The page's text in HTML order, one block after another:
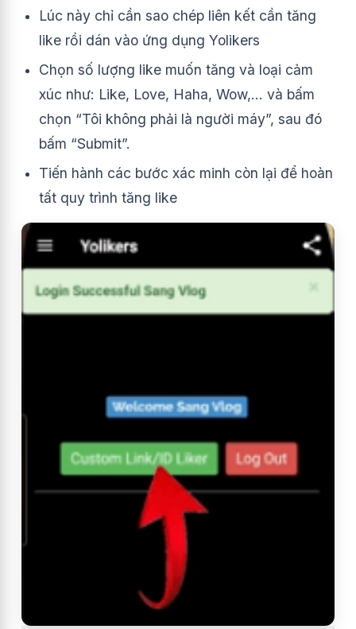
Lúc này chỉ cần sao chép liên kết cần tăng
like rồi dán vào ứng dụng Yolikers
Chọn số lượng like muốn tăng và loại cảm
xúc như: Like, Love, Haha, Wow,… và bấm
chọn “Tôi không phải là người máy”, sau đó
bấm “Submit”.
Tiến hành các bước xác minh còn lại để hoàn
tất quy trình tăng like